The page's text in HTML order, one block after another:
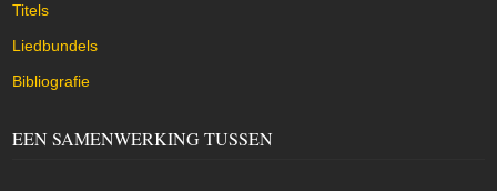
Titels
Liedbundels
Bibliografie
EEN SAMENWERKING TUSSEN